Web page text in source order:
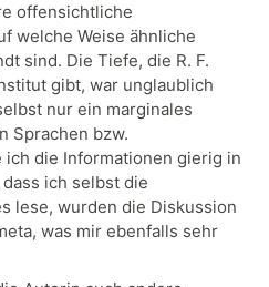
offensichtliche
welche Weise ähnliche
sind. Die Tiefe, die R. F.
gibt, war unglaublich
nur ein marginales
Sprachen bzw.
ich die Informationen gierig in
ich selbst die
lese, wurden die Diskussion
was mir ebenfalls sehr